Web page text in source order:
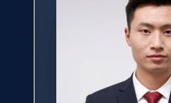
1.5K+
X (formerly Twitter) -